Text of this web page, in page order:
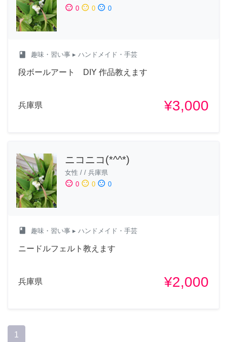
sentiment_satisfied 0 sentiment_neutral 0 sentiment_dissatisfied 0
class 趣味・習い事 ▸ ハンドメイド・手芸
段ボールアート DIY 作品教えます
兵庫県 ¥3,000
ニコニコ(*^^*)
女性 / / 兵庫県
sentiment_satisfied 0 sentiment_neutral 0 sentiment_dissatisfied 0
class 趣味・習い事 ▸ ハンドメイド・手芸
ニードルフェルト教えます
兵庫県 ¥2,000
1